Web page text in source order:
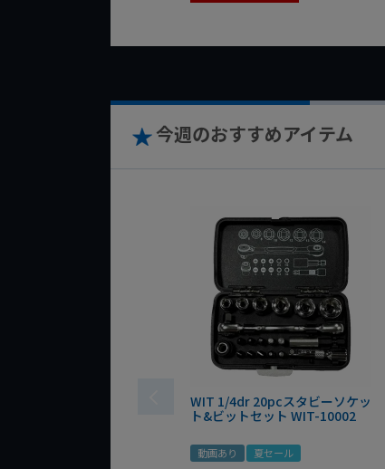
今週のおすすめアイテム
WIT 1/4dr 20pcスタビーソケッ
ト&ビットセット WIT-10002
動画あり 夏セール